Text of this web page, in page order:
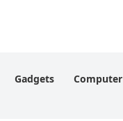
Gadgets Computer